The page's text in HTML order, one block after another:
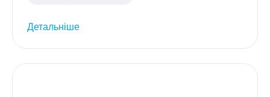
Детальніше